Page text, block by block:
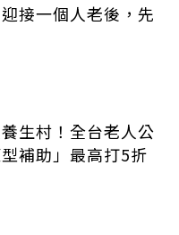
接一個人老後，先
生村！全台老人公
補助」最高打5折